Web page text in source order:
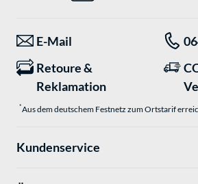
E-Mail
Retoure &
Reklamation
*Aus dem deutschem Festnetz zum Ortstarif
Kundenservice